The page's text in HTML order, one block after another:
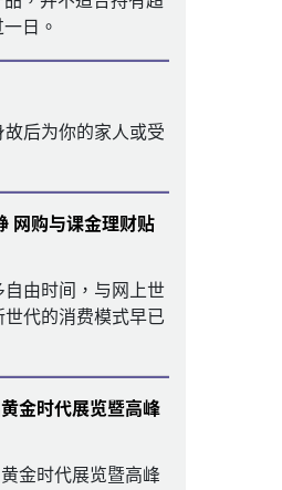
日。
后为你的家人或受
网购与课金理财贴
由时间，与网上世
代的消费模式早已
金时代展览暨高峰
金时代展览暨高峰